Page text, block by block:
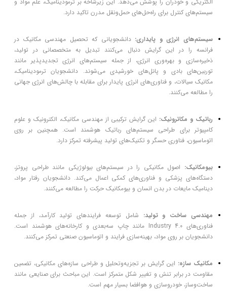
سیستم‌های کنترل برای راه‌حل‌های حمل‌ونقل مدرن تاکید دارد.
سیستم‌های انرژی و پایداری: دانشجویانی که تحصیل مهندسی مکانیک در
فرانسه را در این گرایش دنبال می‌کنند تبدیل به متخصصانی در تولید،
ذخیره‌سازی و بهره‌وری انرژی، از جمله سیستم‌های انرژی تجدیدپذیر مانند
توربین‌های بادی و پانل‌های خورشیدی می‌شوند. دانشجویان ترمودینامیک،
مکانیک سیالات، و فناوری‌های انرژی پایدار برای مقابله با چالش‌های انرژی جهانی
را مطالعه می‌کنند.
رباتیک و مکاترونیک: این گرایش ترکیبی از مهندسی مکانیک، الکترونیک و علوم
کامپیوتر برای طراحی سیستم‌های رباتیک هوشمند است. همچنین بر روی
اتوماسیون، فناوری حسگر و تکنیک‌های تولید پیشرفته تمرکز دارد.
بیومکانیک: اصول مکانیکی را در سیستم‌های بیولوژیکی مانند طراحی پروتز،
دستگاه‌های پزشکی و فناوری‌های کمکی اعمال می‌کند. دانشجویان رفتار مواد،
دینامیک مایعات در بدن انسان و بیومکانیک حرکت را مطالعه می‌کنند.
مهندسی ساخت و تولید: شامل توسعه فرایندهای تولید کارآمد، از جمله
فناوری‌های Industry 4.0 مانند چاپ سه‌بعدی و کارخانه‌های هوشمند است.
دانشجویان بر روی مواد، بهینه‌سازی فرایند و اتوماسیون صنعتی تمرکز می‌کنند.
مکانیک سازه: این گرایش بر تجزیه‌وتحلیل و طراحی سازه‌های مکانیکی، تضمین
مقاومت در برابر تنش و تغییر شکل متمرکز است. این مباحث برای صنایعی مانند
ساخت‌وساز، خودروسازی و هوافضا بسیار مهم است.